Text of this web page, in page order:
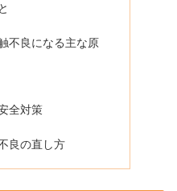
不良になる主な原
全対策
良の直し方